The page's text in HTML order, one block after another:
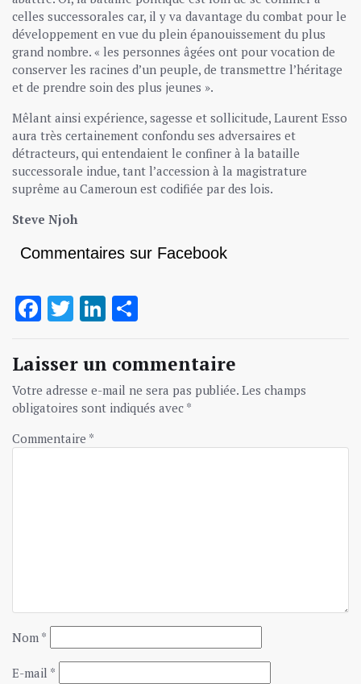
celles successorales car, il y va davantage du combat pour le
développement en vue du plein épanouissement du plus
grand nombre. « les personnes âgées ont pour vocation de
conserver les racines d’un peuple, de transmettre l’héritage
et de prendre soin des plus jeunes ».
Mêlant ainsi expérience, sagesse et sollicitude, Laurent Esso
aura très certainement confondu ses adversaires et
détracteurs, qui entendaient le confiner à la bataille
successorale indue, tant l’accession à la magistrature
suprême au Cameroun est codifiée par des lois.
Steve Njoh
Commentaires sur Facebook
Facebook
TwitterLinkedIn
Laisser un commentaire
Votre adresse e-mail ne sera pas publiée. Les champs
obligatoires sont indiqués avec *
Commentaire *
Nom *
E-mail *